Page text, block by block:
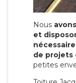
Nous
et
de projets
petites